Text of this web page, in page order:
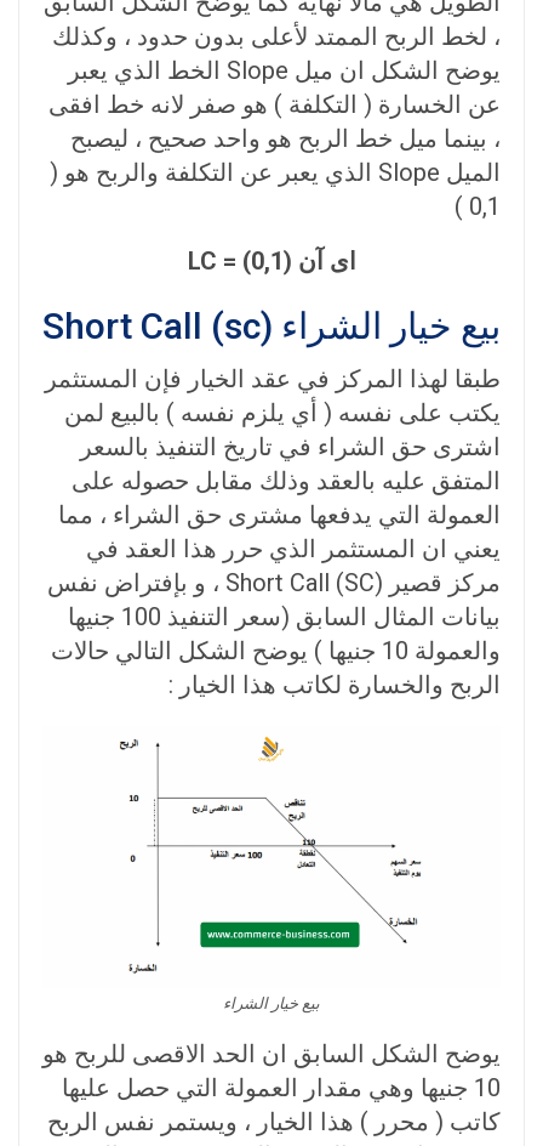
، لخط الربح الممتد لأعلى بدون حدود ، وكذلك
يوضح الشكل ان ميل Slope الخط الذي يعبر
عن الخسارة ( التكلفة ) هو صفر لانه خط افقی
، بينما ميل خط الربح هو واحد صحيح ، ليصبح
الميل Slope الذي يعبر عن التكلفة والربح هو (
0,1 )
ای آن LC = (0,1)
بيع خيار الشراء (Short Call (sc
طبقا لهذا المركز في عقد الخيار فإن المستثمر
يكتب على نفسه ( أي يلزم نفسه ) بالبيع لمن
اشترى حق الشراء في تاريخ التنفيذ بالسعر
المتفق عليه بالعقد وذلك مقابل حصوله على
العمولة التي يدفعها مشترى حق الشراء ، مما
يعني ان المستثمر الذي حرر هذا العقد في
مركز قصير (Short Call (SC ، و بإفتراض نفس
بيانات المثال السابق (سعر التنفيذ 100 جنيها
والعمولة 10 جنيها ) يوضح الشكل التالي حالات
الربح والخسارة لكاتب هذا الخيار :
بيع خيار الشراء
يوضح الشكل السابق ان الحد الاقصى للربح هو
10 جنيها وهي مقدار العمولة التي حصل عليها
كاتب ( محرر ) هذا الخيار ، ويستمر نفس الربح